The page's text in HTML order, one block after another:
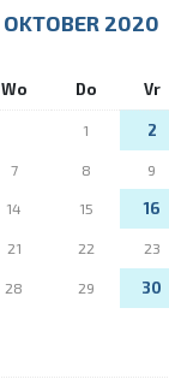
OKTOBER 2020
Wo Do Vr
1 2
7 8 9
14 15 16
21 22 23
28 29 30